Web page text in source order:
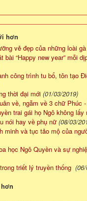
hơn
vẻ đẹp của những loài
bài “Happy new year” mỗi
công trình tu bổ, tôn tạo
thời đại mới (01/03/2019)
về, ngẫm về 3 chữ Phúc
trai gái họ Ngô không lấy
nói hay về phụ nữ (08/03/
minh và tục tảo mộ của
học Ngô Quyền và sự
triết lý truyền thống